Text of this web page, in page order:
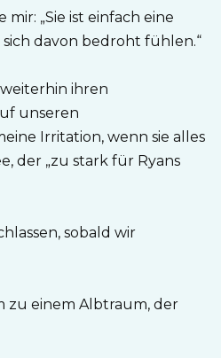
„Sie ist einfach eine
davon bedroht fühlen.“
ihren
unseren
Irritation, wenn sie alles
der „zu stark für Ryans
sobald wir
zu einem Albtraum, der